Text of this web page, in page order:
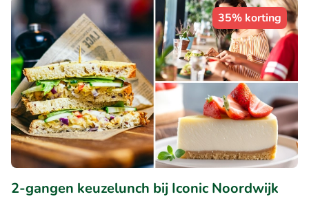
35% korting
2-gangen keuzelunch bij Iconic Noordwijk